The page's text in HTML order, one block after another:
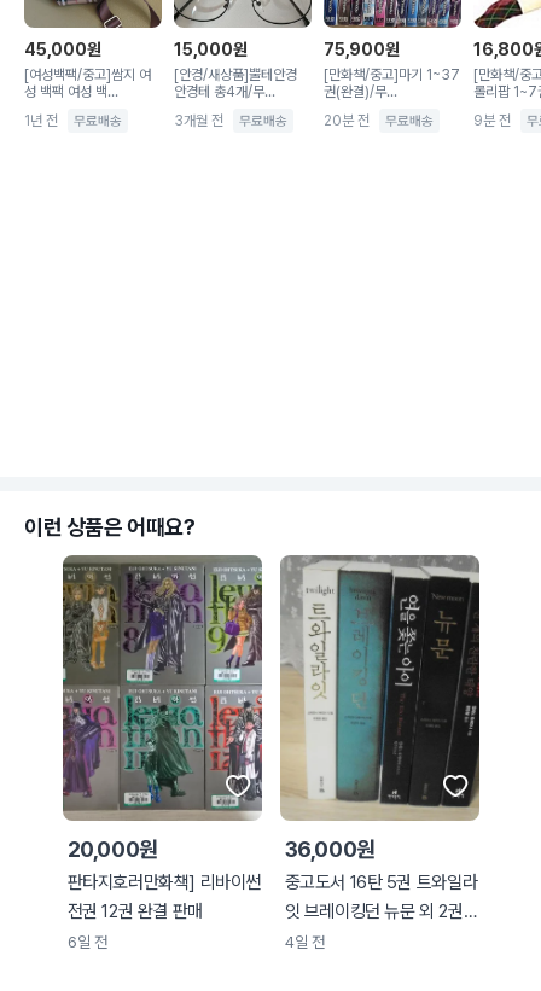
45,000원
[여성백팩/중고]쌈지 여
성 백팩 여성 백...
1년 전
15,000원
[안경/새상품]뿔테안경
안경테 총4개/무...
3개월 전
75,900원
[만화책/중고]마기 1~37
권(완결)/무...
20분 전
16,800
[만화책/중
롤리팝 1~7
9분 전
이런 상품은 어때요?
20,000원
판타지호러만화책] 리바이썬
전권 12권 완결 판매
6일 전
36,000원
중고도서 16탄 5권 트와일라
잇 브레이킹던 뉴문 외 2권
중고책
4일 전